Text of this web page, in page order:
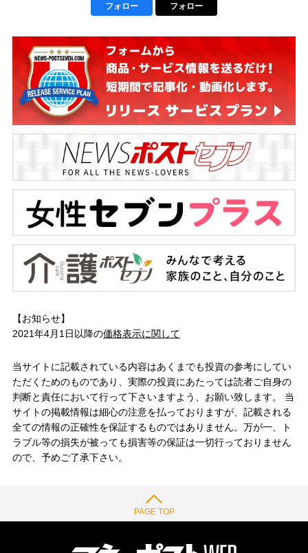
フォロー フォロー
【お知らせ】
2021年4月1日以降の価格表示に関して
当サイトに記載されている内容はあくまでも投資の参考にしてい
ただくためのものであり、実際の投資にあたっては読者ご自身の
判断と責任において行って下さいますよう、お願い致します。 当
サイトの掲載情報は細心の注意を払っておりますが、記載される
全ての情報の正確性を保証するものではありません。万が一、ト
ラブル等の損失が被っても損害等の保証は一切行っておりません
ので、予めご了承下さい。
PAGE TOP